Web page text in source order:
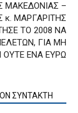
ΜΑΚΕΔΟΝΙΑΣ –
κ. ΜΑΡΓΑΡΙΤΗΣ
ΤΟ 2008 ΝΑ
ΓΙΑ ΜΗ
ΟΥΤΕ ΕΝΑ ΕΥΡΩ
ΣΥΝΤΑΚΤΗ